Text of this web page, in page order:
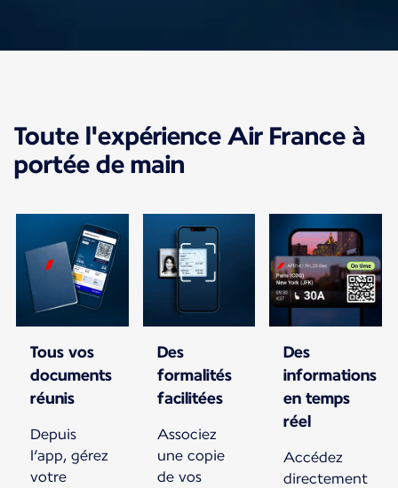
nouveautés
Avec l'application Air France, gérez votre
voyage, de l'achat du billet jusqu'à votre
arrivée à destination.
Toute l'expérience Air France à
portée de main
Tous vos
documents
réunis
Depuis
l’app, gérez
votre
Des
formalités
facilitées
Associez
une copie
de vos
Des
informations
en temps
réel
Accédez
directement